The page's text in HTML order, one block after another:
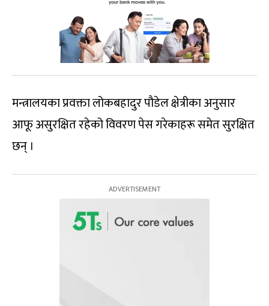
मन्त्रालयका प्रवक्ता लोकबहादुर पौडेल क्षेत्रीका अनुसार
आफू असुरक्षित रहेको विवरण पेस गरेकाहरू समेत सुरक्षित
छन् ।